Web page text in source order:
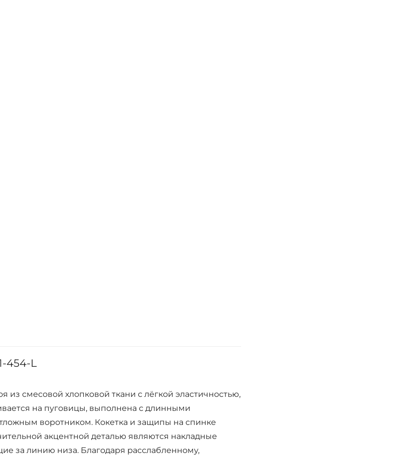
454-L
смесовой хлопковой ткани с лёгкой эластичностью,
на пуговицы, выполнена с длинными
воротником. Кокетка и защипы на спинке
акцентной деталью являются накладные
за линию низа. Благодаря расслабленному,